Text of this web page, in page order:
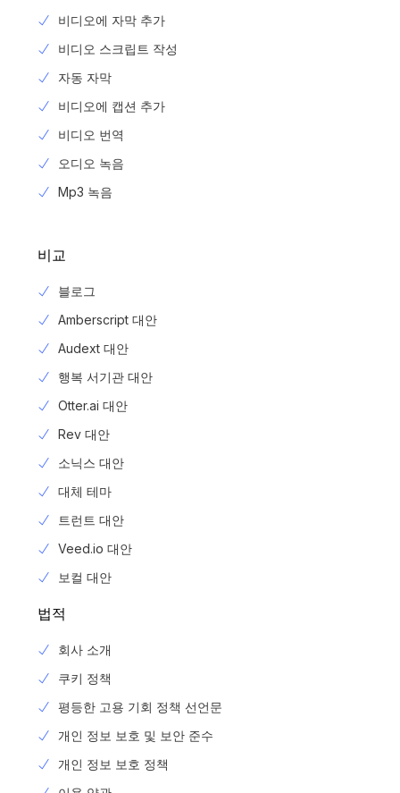
비디오에 자막 추가
비디오 스크립트 작성
자동 자막
비디오에 캡션 추가
비디오 번역
오디오 녹음
Mp3 녹음
비교
블로그
Amberscript 대안
Audext 대안
행복 서기관 대안
Otter.ai 대안
Rev 대안
소닉스 대안
대체 테마
트런트 대안
Veed.io 대안
보컬 대안
법적
회사 소개
쿠키 정책
평등한 고용 기회 정책 선언문
개인 정보 보호 및 보안 준수
개인 정보 보호 정책